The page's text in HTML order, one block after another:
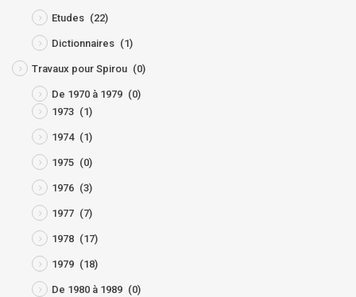
Etudes (22)
Dictionnaires (1)
Travaux pour Spirou (0)
De 1970 à 1979 (0)
1973 (1)
1974 (1)
1975 (0)
1976 (3)
1977 (7)
1978 (17)
1979 (18)
De 1980 à 1989 (0)